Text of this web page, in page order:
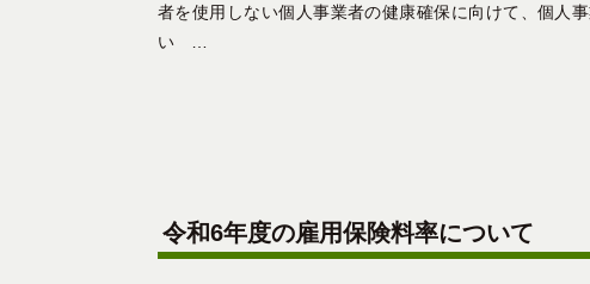
者を使用しない個人事業者の健康確保に向けて、個人
い …
令和6年度の雇用保険料率について